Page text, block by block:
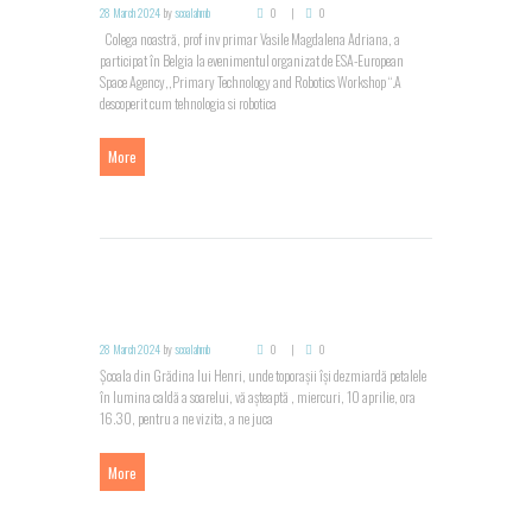
28 March 2024 byscoalahmb 0 0
Colega noastră, prof inv primar Vasile Magdalena Adriana, a
participat în Belgia la evenimentul organizat de ESA-European
Space Agency,,Primary Technology and Robotics Workshop “.A
descoperit cum tehnologia si robotica
More
28 March 2024 byscoalahmb 0 0
Școala din Grădina lui Henri, unde toporașii își dezmiardă petalele
în lumina caldă a soarelui, vă așteaptă , miercuri, 10 aprilie, ora
16.30, pentru a ne vizita, a ne juca
More